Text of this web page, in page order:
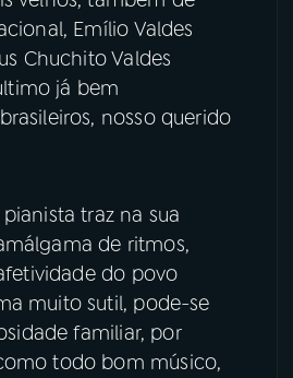
Emílio Valdes
Chuchito Valdes
já bem
nosso querido
traz na sua
de ritmos,
do povo
muito sutil, pode-se
familiar, por
todo bom músico,